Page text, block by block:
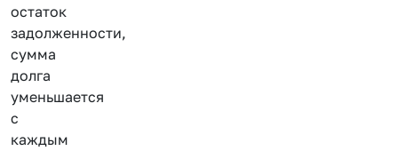
остаток
задолженности,
сумма
долга
уменьшается
с
каждым